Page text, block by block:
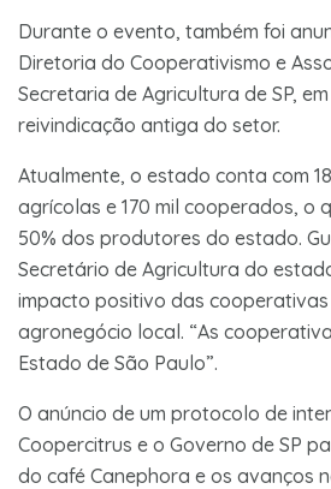
Durante o evento, também foi
Diretoria do Cooperativismo e
Secretaria de Agricultura de SP,
reivindicação antiga do setor.
Atualmente, o estado conta com
agrícolas e 170 mil cooperados, o
50% dos produtores do estado.
Secretário de Agricultura do
impacto positivo das
agronegócio local. “As
Estado de São Paulo”.
O anúncio de um protocolo de
Coopercitrus e o Governo de SP
do café Canephora e os avanços